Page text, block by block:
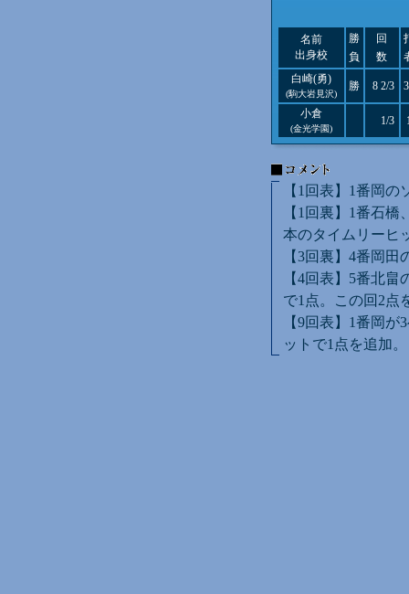
名前
出身校
勝
負
回
数
白崎(勇)
(駒大岩見沢)
勝 8 2/3
小倉
(金光学園)
1/3
【1回表】1番岡
【1回裏】1番石
本のタイムリーヒ
【3回裏】4番岡
【4回表】5番北
で1点。この回2点
【9回表】1番岡
ットで1点を追加。